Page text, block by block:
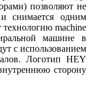
позволяют не
снимается одним
machine
машине в
с использованием
Логотип HEY
сторону